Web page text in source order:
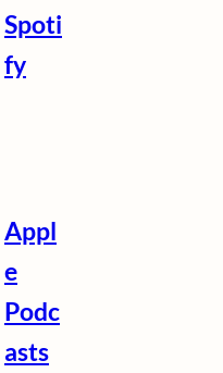
Spoti
fy
Appl
e
Podc
asts